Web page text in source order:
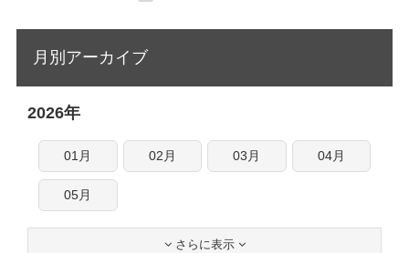
月別アーカイブ
2026年
01月 02月 03月 04月
05月
さらに表示 